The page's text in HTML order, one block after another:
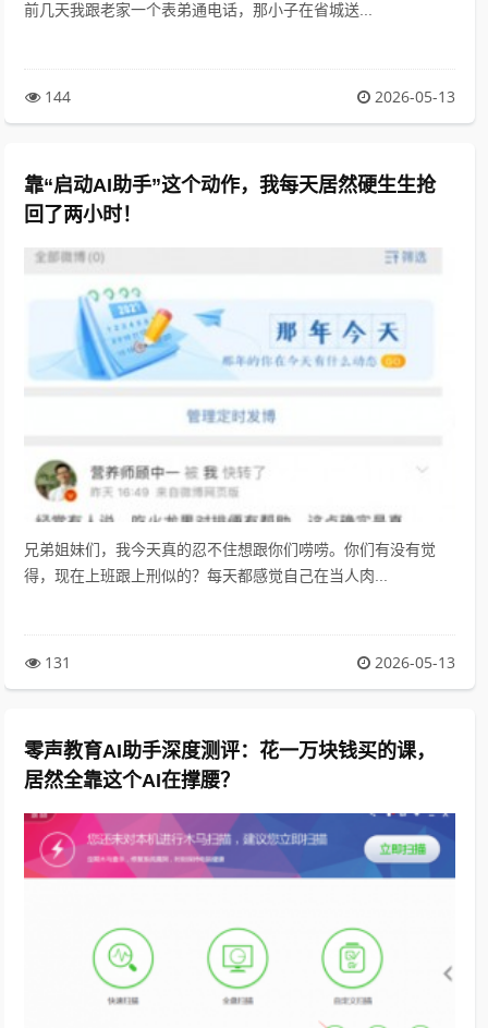
前几天我跟老家一个表弟通电话，那小子在省城送...
144 2026-05-13
靠“启动AI助手”这个动作，我每天居然硬生生抢
回了两小时！
兄弟姐妹们，我今天真的忍不住想跟你们唠唠。你们有没有觉
得，现在上班跟上刑似的？每天都感觉自己在当人肉...
131 2026-05-13
零声教育AI助手深度测评：花一万块钱买的课，
居然全靠这个AI在撑腰？